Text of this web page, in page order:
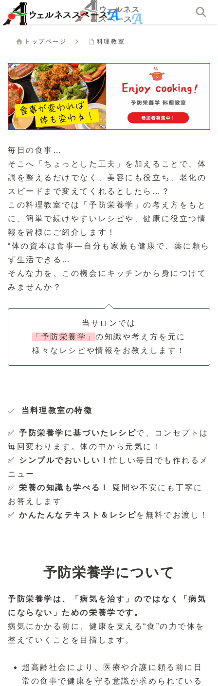
トップページ 料理教室
毎日の食事…
そこへ「ちょっとした工夫」を加えることで、体
調を整えるだけでなく、美容にも役立ち、老化の
スピードまで変えてくれるとしたら…？
この料理教室では「予防栄養学」の考え方をもと
に、簡単で続けやすいレシピや、健康に役立つ情
報を皆様にご紹介します！
“体の資本は食事—自分も家族も健康で、薬に頼ら
ず生活できる…
そんな力を、この機会にキッチンから身につけて
みませんか？
当サロンでは
「予防栄養学」の知識や考え方を元に
様々なレシピや情報をお教えします！
当料理教室の特徴
✅予防栄養学に基づいたレシピで、コンセプトは
毎回変わります。体の中から元気に！
✅ シンプルでおいしい！忙しい毎日でも作れるメ
ニュー
✅栄養の知識も学べる！
疑問や不安にも丁寧に
お答えします
✅かんたんなテキスト＆レシピを無料でお渡し！
予防栄養学について
予防栄養学は、「病気を治す」のではなく「病気
にならない」ための栄養学です。
病気にかかる前に、健康を支える“食”の力で体を
整えていくことを目指します。
超高齢社会により、医療や介護に頼る前に日
常の食事で健康を守る意識が求められている